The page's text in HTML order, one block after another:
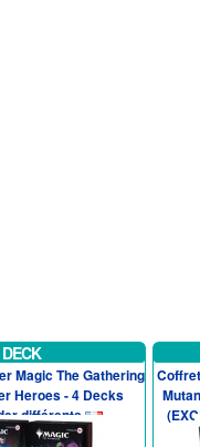
DECK
Magic The Gathering
Heroes - 4 Decks
différents